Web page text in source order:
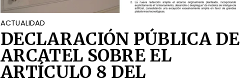
ACTUALIDAD
DECLARACIÓN PÚBLICA DE
ARCATEL SOBRE EL
ARTÍCULO 8 DEL